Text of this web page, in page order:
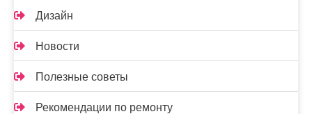
Дизайн
Новости
Полезные советы
Рекомендации по ремонту